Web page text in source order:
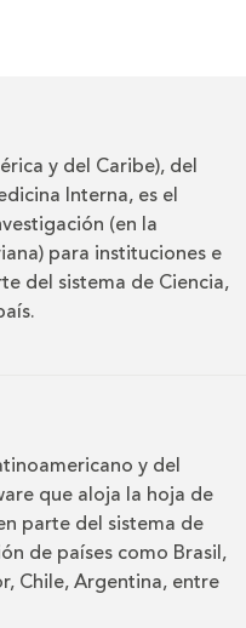
y del Caribe), del
Interna, es el
(en la
para instituciones e
del sistema de Ciencia,
y del
que aloja la hoja de
parte del sistema de
de países como Brasil,
Chile, Argentina, entre